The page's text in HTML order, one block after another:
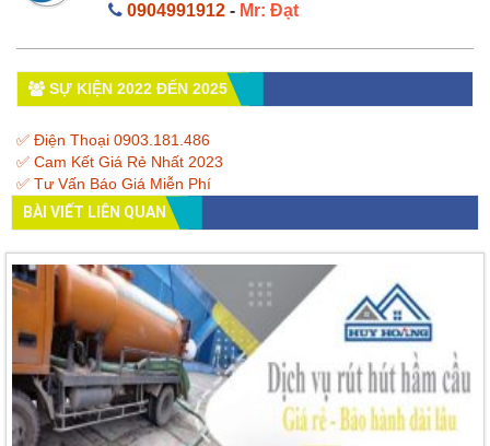
0904991912- Mr: Đạt
SỰ KIỆN 2022 ĐẾN 2025
✅ Điện Thoại 0903.181.486
✅ Cam Kết Giá Rẻ Nhất 2023
✅ Tư Vấn Báo Giá Miễn Phí
BÀI VIẾT LIÊN QUAN